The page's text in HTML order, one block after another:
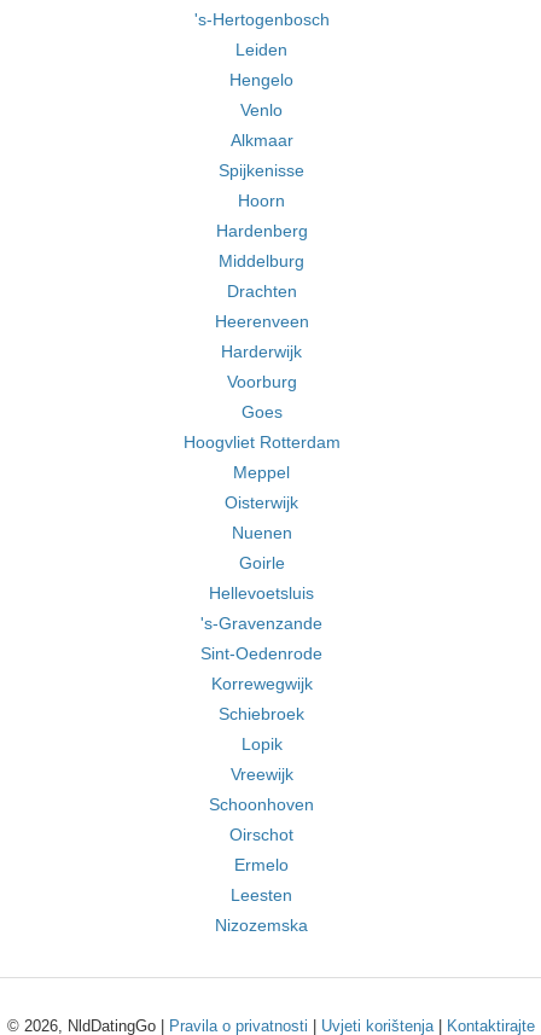
's-Hertogenbosch
Leiden
Hengelo
Venlo
Alkmaar
Spijkenisse
Hoorn
Hardenberg
Middelburg
Drachten
Heerenveen
Harderwijk
Voorburg
Goes
Hoogvliet Rotterdam
Meppel
Oisterwijk
Nuenen
Goirle
Hellevoetsluis
's-Gravenzande
Sint-Oedenrode
Korrewegwijk
Schiebroek
Lopik
Vreewijk
Schoonhoven
Oirschot
Ermelo
Leesten
Nizozemska
© 2026, NldDatingGo | Pravila o privatnosti Uvjeti korištenja| Kontaktirajte